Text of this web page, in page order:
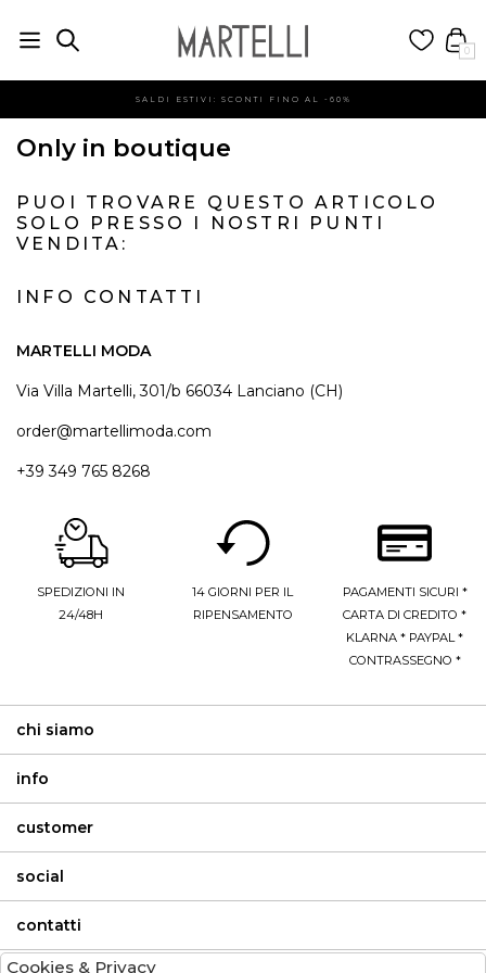
0
SALDI ESTIVI: SCONTI FINO AL -60%
Only in boutique
PUOI TROVARE QUESTO ARTICOLO
SOLO PRESSO I NOSTRI PUNTI
VENDITA:
INFO CONTATTI
MARTELLI MODA
Via Villa Martelli, 301/b 66034 Lanciano (CH)
order@martellimoda.com
+39 349 765 8268
SPEDIZIONI IN
24/48H
14 GIORNI PER IL
RIPENSAMENTO
PAGAMENTI SICURI *
CARTA DI CREDITO *
KLARNA * PAYPAL *
CONTRASSEGNO *
chi siamo
info
customer
social
contatti
Cookies & Privacy